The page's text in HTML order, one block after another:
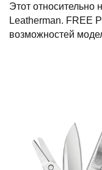
Этот относительно
Leatherman. FREE
возможностей